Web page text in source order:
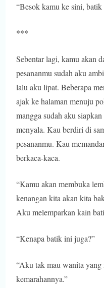
“Besok kamu ke sini,
***
Sebentar lagi, kamu akan
pesananmu sudah aku
lalu aku lipat. Beberapa
ajak ke halaman menuju
mangga sudah aku
menyala. Kau berdiri di
pesananmu. Kau
berkaca-kaca.
“Kamu akan membuka
kenangan kita akan kita
Aku melemparkan kain
“Kenapa batik ini juga?”
“Aku tak mau wanita
kemarahannya.”